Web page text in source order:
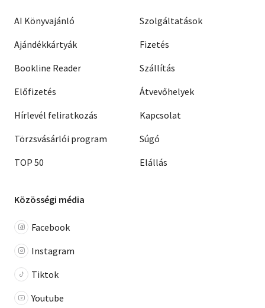
AI Könyvajánló
Ajándékkártyák
Bookline Reader
Előfizetés
Hírlevél feliratkozás
Törzsvásárlói program
TOP 50
Szolgáltatások
Fizetés
Szállítás
Átvevőhelyek
Kapcsolat
Súgó
Elállás
Közösségi média
Facebook
Instagram
Tiktok
Youtube